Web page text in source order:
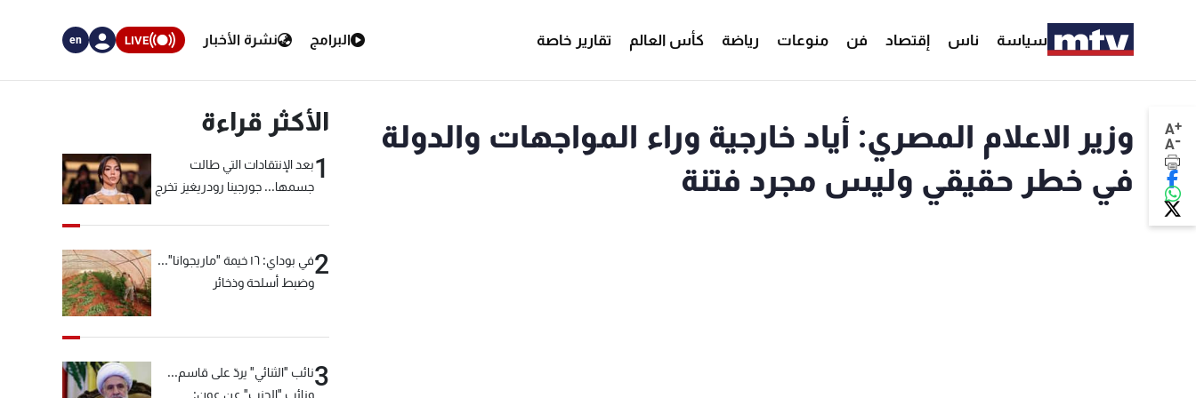
سياسة ناس إقتصاد فن منوعات رياضة كأس العالم تقارير خاصة البرامج نشرة الأخبار LIVE
en
A+
A-
وزير الاعلام المصري: أياد خارجية وراء المواجهات والدولة
في خطر حقيقي وليس مجرد فتنة
الأكثر قراءة
1بعد الإنتقادات التي طالت
جسمها... جورجينا رودريغيز تخرج
2
في بوداي: ١٦ خيمة "ماريجوانا"...
وضبط أسلحة وذخائر
3نائب "الثنائي" يردّ على قاسم...
ونائب "الحزب" عن عون: